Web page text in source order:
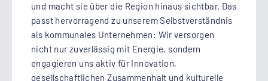
und macht sie über die Region hinaus sichtbar. Das
passt hervorragend zu unserem Selbstverständnis
als kommunales Unternehmen: Wir versorgen
nicht nur zuverlässig mit Energie, sondern
engagieren uns aktiv für Innovation,
gesellschaftlichen Zusammenhalt und kulturelle